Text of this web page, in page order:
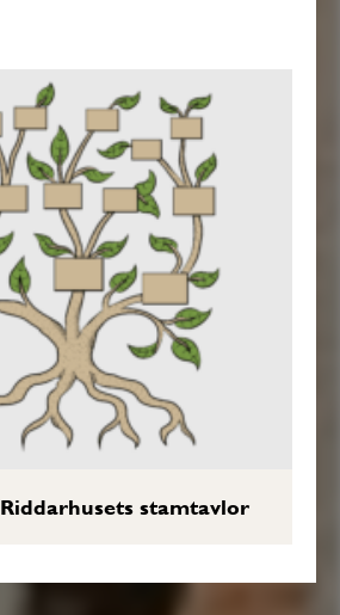
Riddarhusets stamtavlor